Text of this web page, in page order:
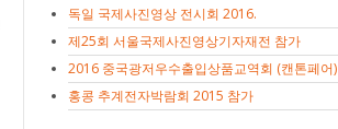
독일 국제사진영상 전시회 2016.
제25회 서울국제사진영상기자재전 참가
2016 중국광저우수출입상품교역회 (캔톤페어)
홍콩 추계전자박람회 2015 참가